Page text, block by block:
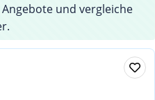
und vergleiche